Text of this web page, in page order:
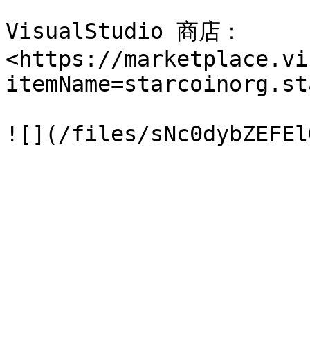
VisualStudio 商店：
<https://